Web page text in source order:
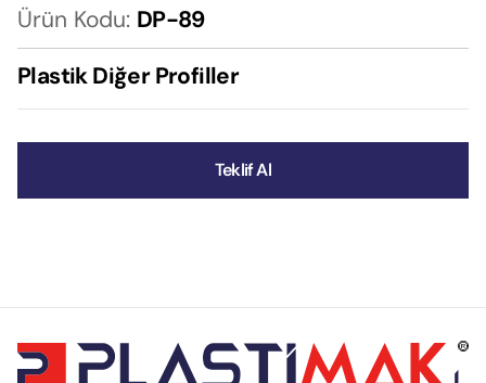
Ürün Kodu: DP-89
Plastik Diğer Profiller
Teklif Al